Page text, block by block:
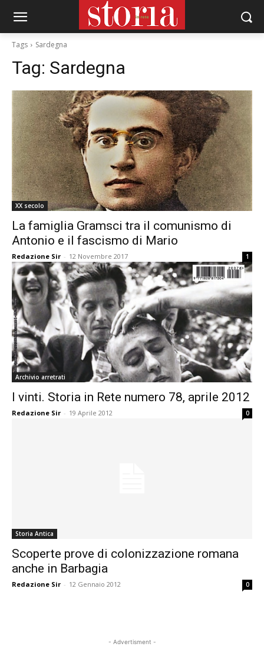
Tags Sardegna
Tag: Sardegna
XX secolo
La famiglia Gramsci tra il comunismo di
Antonio e il fascismo di Mario
Redazione Sir - 12 Novembre 2017 1
Archivio arretrati
I vinti. Storia in Rete numero 78, aprile 2012
Redazione Sir - 19 Aprile 2012 0
Storia Antica
Scoperte prove di colonizzazione romana
anche in Barbagia
Redazione Sir - 12 Gennaio 2012 0
- Advertisment -